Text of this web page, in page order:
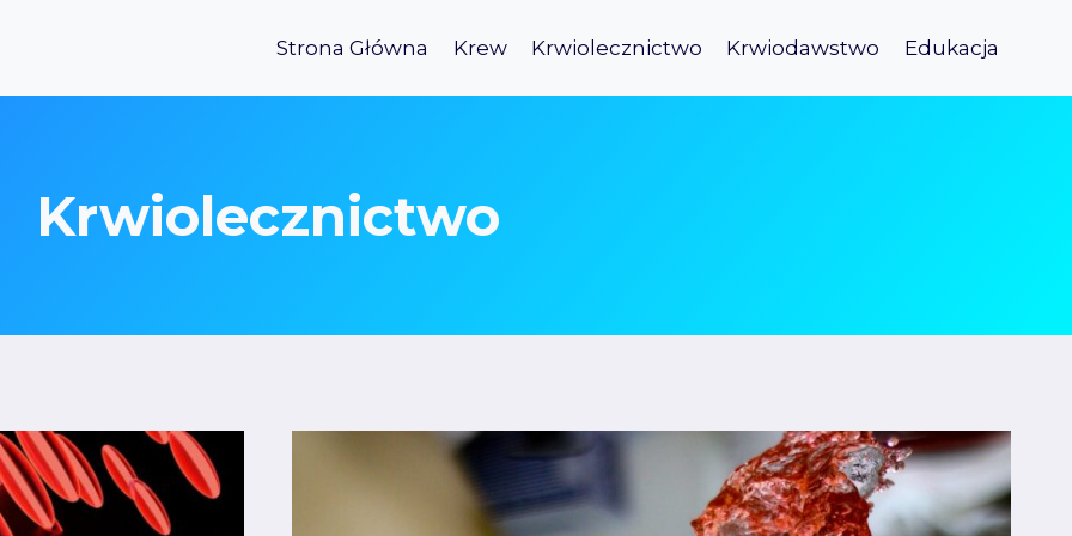
Strona Główna Krew Krwiolecznictwo Krwiodawstwo Edukacja
Krwiolecznictwo